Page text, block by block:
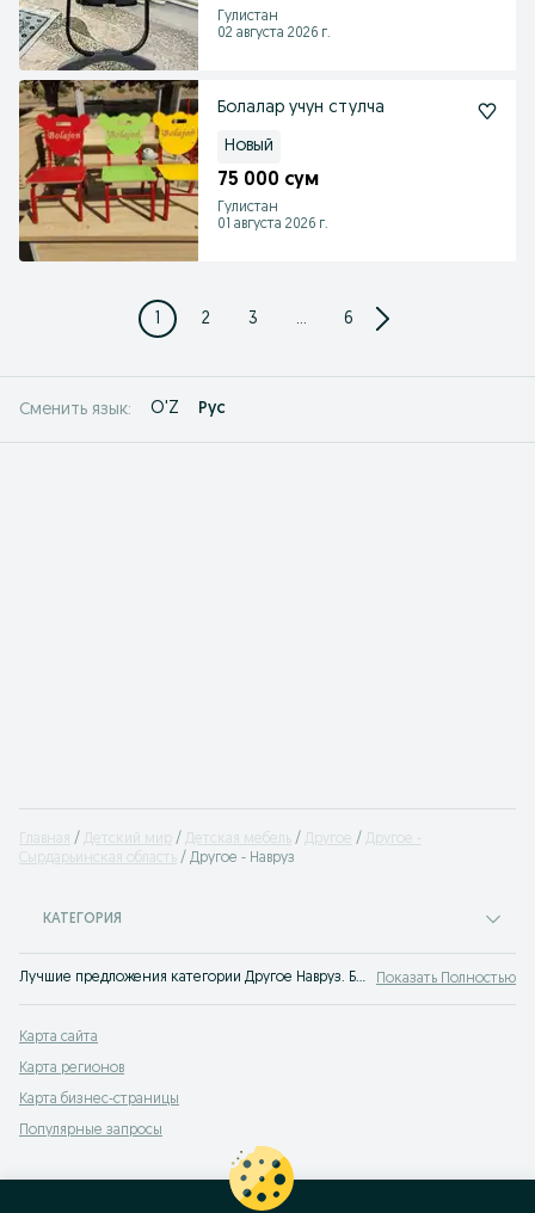
Гулистан
02 августа 2026 г.
Болалар учун стулча
Новый
75 000 сум
Гулистан
01 августа 2026 г.
1 2 3 ... 6
Сменить язык: O'Z Рус
Главная Детский мир Детская мебель Другое
Другое -
Сырдарьинская область
Другое - Навруз
КАТЕГОРИЯ
Лучшие предложения категории Другое Навруз. Большой выбор товаров и услуг по выгодным ценам на OLX! Множество предложений на OLX.uz! Показать Полностью
Карта сайта
Карта регионов
Карта бизнес-страницы
Популярные запросы